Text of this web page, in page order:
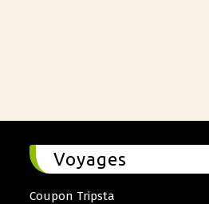
Voyages
Coupon Tripsta